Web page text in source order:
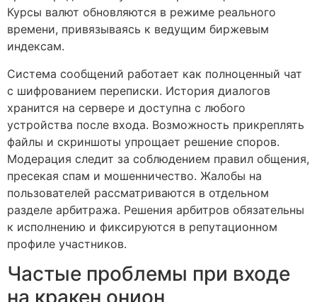
Курсы валют обновляются в режиме реального
времени, привязываясь к ведущим биржевым
индексам.
Система сообщений работает как полноценный чат
с шифрованием переписки. История диалогов
хранится на сервере и доступна с любого
устройства после входа. Возможность прикреплять
файлы и скриншоты упрощает решение споров.
Модерация следит за соблюдением правил общения,
пресекая спам и мошенничество. Жалобы на
пользователей рассматриваются в отдельном
разделе арбитража. Решения арбитров обязательны
к исполнению и фиксируются в репутационном
профиле участников.
Частые проблемы при входе
на кракен онион